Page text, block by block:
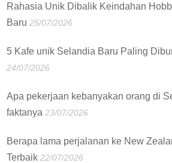
Rahasia Unik Dibalik Keindahan
Baru 25/07/2026
5 Kafe unik Selandia Baru Paling
24/07/2026
Apa pekerjaan kebanyakan orang di
faktanya 23/07/2026
Berapa lama perjalanan ke New
Terbaik 22/07/2026